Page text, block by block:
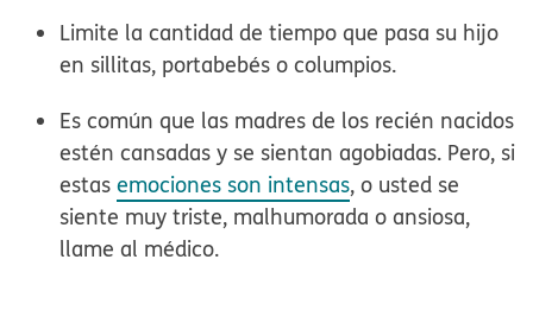
Limite la cantidad de tiempo que pasa su hijo
en sillitas, portabebés o columpios.
Es común que las madres de los recién nacidos
estén cansadas y se sientan agobiadas. Pero, si
estasemociones son intensas, o usted se
siente muytriste, malhumorada o ansiosa,
llame al médico.